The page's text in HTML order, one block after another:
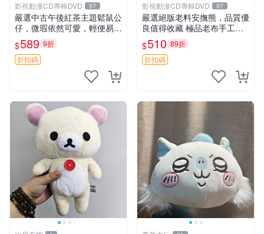
影視動漫CD專輯DVD 57
嚴選中古午後紅茶主題鬆鼠公
仔，微瑕依然可愛，輕便易運
送 二手收藏推薦 工廠直營 快
遞到府 中古 玩偶 公仔
$589 9折
折扣碼
影視動漫CD專輯DVD 57
嚴選絕版老料安撫熊，品質優
良值得收藏 極品老布手工安
撫搖鈴玩具，適合哄睡寶貝
超柔老料搖鈴熊，專為孩子設
計的安心伴護 推薦絕版老布
製工藝搖鈴熊，可當作童
$510 89折
折扣碼